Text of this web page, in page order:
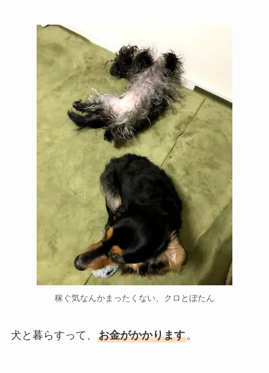
稼ぐ気なんかまったくない、クロとぼたん
犬と暮らすって、 お金がかかります。